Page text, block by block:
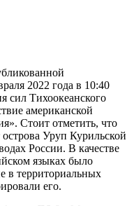
2022 года в 10:40
сил Тихоокеанского
американской
Стоит отметить, что
Уруп Курильской
России. В качестве
языках было
в территориальных
его.